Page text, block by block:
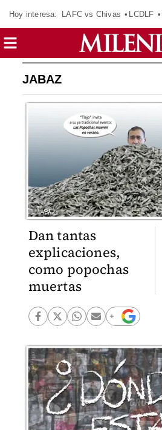
Hoy interesa: LAFC vs Chivas LCDLF
JABAZ
Dan tantas
explicaciones,
como popochas
muertas